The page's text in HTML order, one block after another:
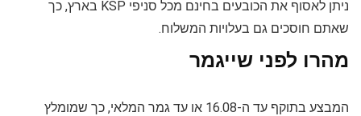
ניתן לאסוף את הכובעים בחינם מכל סניפי KSP בארץ, כך
שאתם חוסכים גם בעלויות המשלוח.
מהרו לפני שייגמר
המבצע בתוקף עד ה-16.08 או עד גמר המלאי, כך שמומלץ